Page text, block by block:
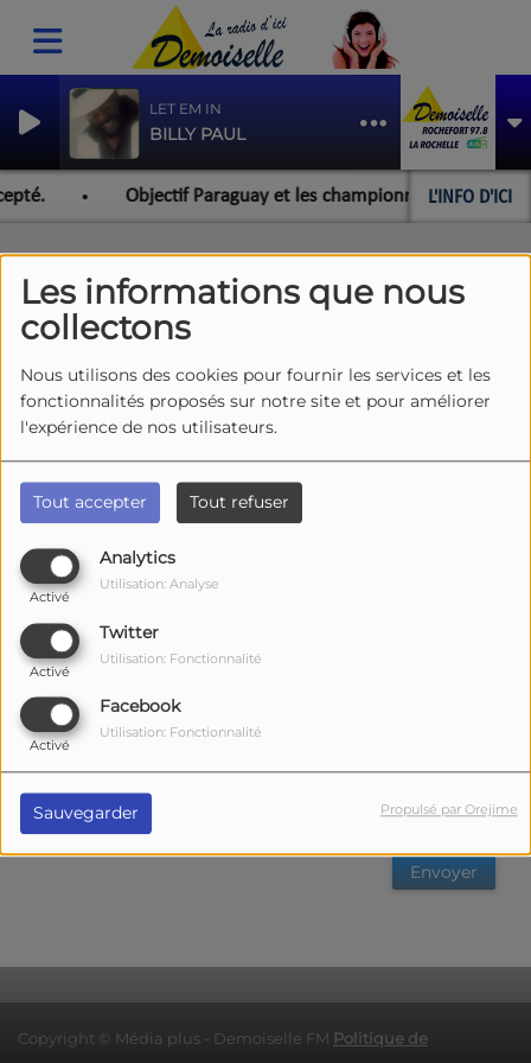
Les informations que nous
collectons
Nous utilisons des cookies pour fournir les services et les
fonctionnalités proposés sur notre site et pour améliorer
l'expérience de nos utilisateurs.
Tout accepter Tout refuser
Analytics
Activé
Utilisation: Analyse
Twitter
Activé
Utilisation: Fonctionnalité
Facebook
Activé
Utilisation: Fonctionnalité
Sauvegarder Propulsé par Orejime
LET EM IN
BILLY PAUL
L'INFO D'ICI
Objectif Paraguay et les championnats du
SUPPRIMER VOS INFORMATIONS
Votre nom :
Votre email :
Envoyer
Copyright © Média plus - Demoiselle FM Politique de